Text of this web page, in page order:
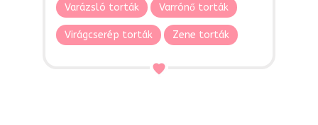
Varázsló torták Varrónő torták
Virágcserép torták Zene torták